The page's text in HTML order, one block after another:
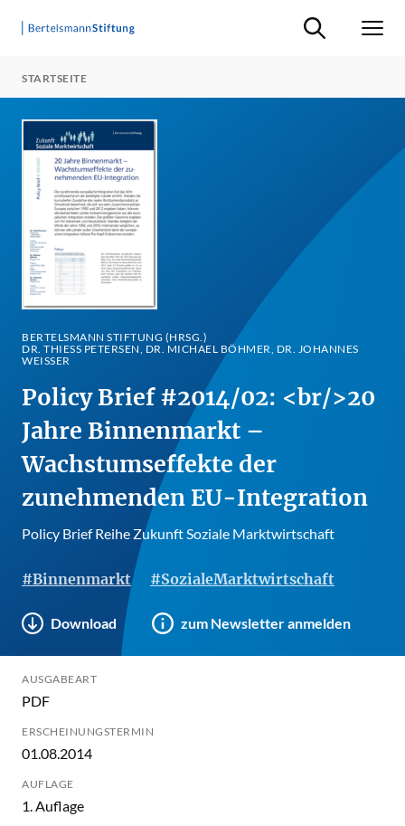
Suche ein-/
STARTSEITE
BERTELSMANN STIFTUNG (HRSG.)
DR. THIESS PETERSEN, DR. MICHAEL BÖHMER, DR. JOHANNES W
EISSER
Policy Brief #2014/02: <br/>20
Jahre Binnenmarkt –
Wachstumseffekte der
zunehmenden EU-Integration
Policy Brief Reihe Zukunft Soziale Marktwirtschaft
#Binnenmarkt #SozialeMarktwirtschaft
Download zum Newsletter anmelden
AUSGABEART
PDF
ERSCHEINUNGSTERMIN
01.08.2014
AUFLAGE
1. Auflage